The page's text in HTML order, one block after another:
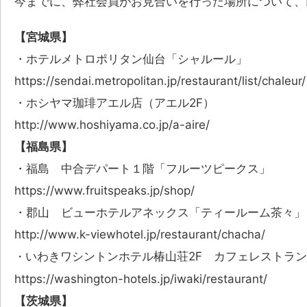
【宮城県】
・ホテルメトロポリタン仙台「シャルール」
https://sendai.metropolitan.jp/restaurant/list/chaleur/
・ホシヤマ珈琲アエル店（アエル2F）
http://www.hoshiyama.co.jp/a-aire/
【福島県】
・福島 中合デパート１階「フルーツピークス」
https://www.fruitspeaks.jp/shop/
・郡山 ビューホテルアネックス「ティールーム茶々」
http://www.k-viewhotel.jp/restaurant/chacha/
・ いわきワシントンホテル椿山荘2F カフェレストラン
https://washington-hotels.jp/iwaki/restaurant/
【茨城県】